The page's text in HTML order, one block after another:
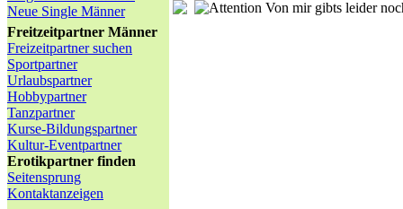
Neue Single Männer
Freitzeitpartner Männer
Freizeitpartner suchen
Sportpartner
Urlaubspartner
Hobbypartner
Tanzpartner
Kurse-Bildungspartner
Kultur-Eventpartner
Erotikpartner finden
Seitensprung
Kontaktanzeigen
Von mir gibts leider